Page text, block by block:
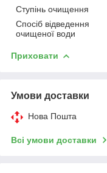
Ступінь очищення
Спосіб відведення
очищеної води
Приховати
Умови доставки
Нова Пошта
Всі умови доставки